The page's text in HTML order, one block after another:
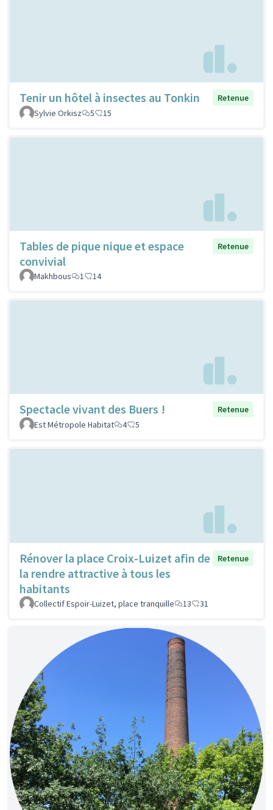
Tenir un hôtel à insectes au Tonkin
Retenue
Sylvie Orkisz
5 15
Tables de pique nique et espace
convivial
Retenue
Makhbous 1 14
Spectacle vivant des Buers !
Retenue
Est Métropole Habitat
4 5
Rénover la place Croix-Luizet afin de
la rendre attractive à tous les
habitants
Retenue
Collectif Espoir-Luizet, place tranquille 13 31